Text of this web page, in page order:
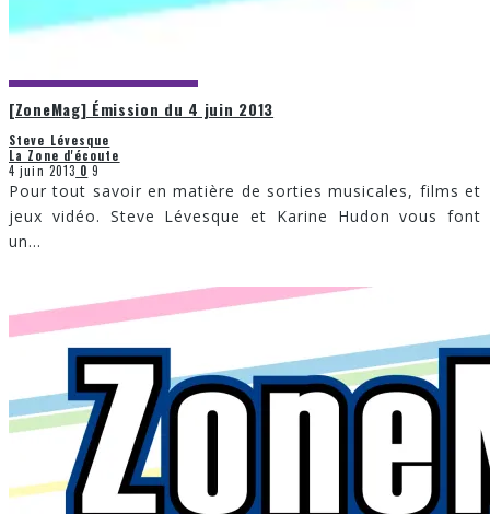
[ZoneMag] Émission du 4 juin 2013
Steve Lévesque
La Zone d'écoute
4 juin 2013 0 9
Pour tout savoir en matière de sorties musicales, films et
jeux vidéo. Steve Lévesque et Karine Hudon vous font
un...